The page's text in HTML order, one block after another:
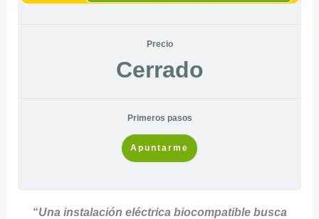
Precio
Cerrado
Primeros pasos
Apuntarme
“Una instalación eléctrica biocompatible busca